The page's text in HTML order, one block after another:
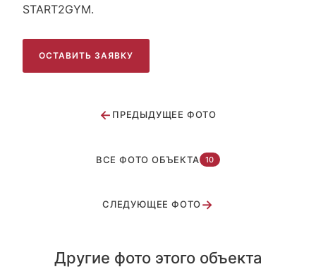
START2GYM.
ОСТАВИТЬ ЗАЯВКУ
← ПРЕДЫДУЩЕЕ ФОТО
ВСЕ ФОТО ОБЪЕКТА 10
СЛЕДУЮЩЕЕ ФОТО→
Другие фото этого объекта
Беслан
Испания